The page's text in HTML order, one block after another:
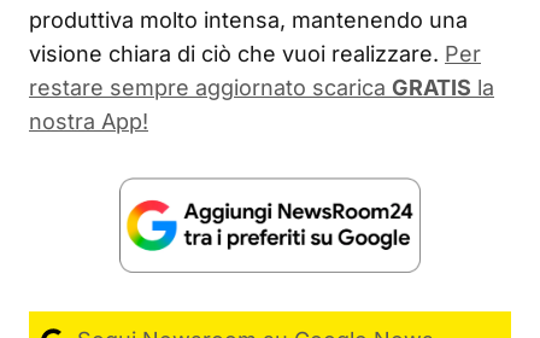
produttiva molto intensa, mantenendo una
visione chiara di ciò che vuoi realizzare. Per
restare sempre aggiornato scarica GRATIS la
nostra App!